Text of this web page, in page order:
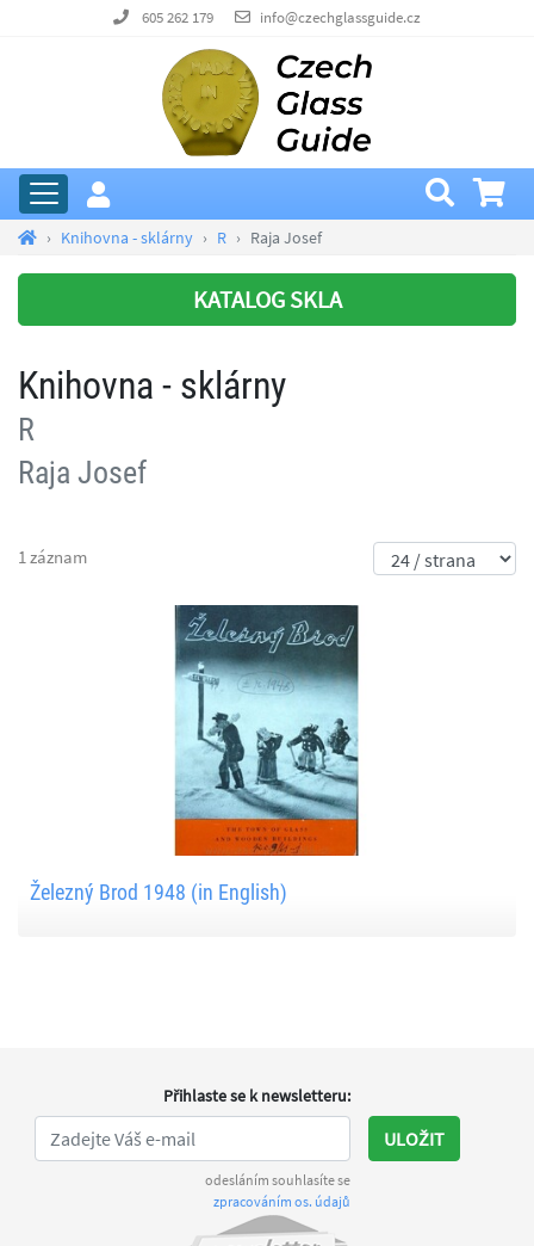
605 262 179 info@czechglassguide.cz
Knihovna - sklárny R Raja Josef
KATALOG SKLA
Knihovna - sklárny
R
Raja Josef
1 záznam
Železný Brod 1948 (in English)
Přihlaste se k newsletteru:
odesláním souhlasíte se
zpracováním os. údajů
ULOŽIT